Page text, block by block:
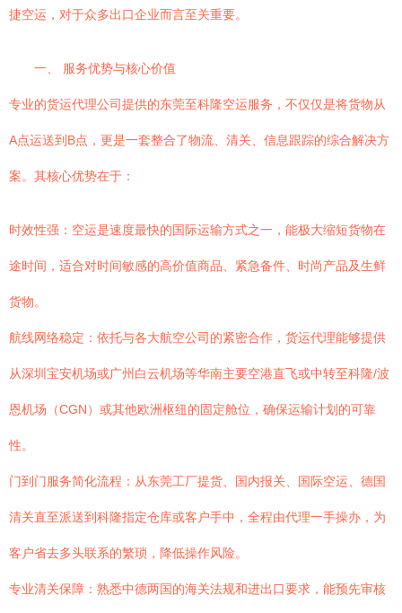
捷空运，对于众多出口企业而言至关重要。
一、 服务优势与核心价值
专业的货运代理公司提供的东莞至科隆空运服务，不仅仅是将货物从
A点运送到B点，更是一套整合了物流、清关、信息跟踪的综合解决方
案。其核心优势在于：
时效性强：空运是速度最快的国际运输方式之一，能极大缩短货物在
途时间，适合对时间敏感的高价值商品、紧急备件、时尚产品及生鲜
货物。
航线网络稳定：依托与各大航空公司的紧密合作，货运代理能够提供
从深圳宝安机场或广州白云机场等华南主要空港直飞或中转至科隆/波
恩机场（CGN）或其他欧洲枢纽的固定舱位，确保运输计划的可靠
性。
门到门服务简化流程：从东莞工厂提货、国内报关、国际空运、德国
清关直至派送到科隆指定仓库或客户手中，全程由代理一手操办，为
客户省去多头联系的繁琐，降低操作风险。
专业清关保障：熟悉中德两国的海关法规和进出口要求，能预先审核